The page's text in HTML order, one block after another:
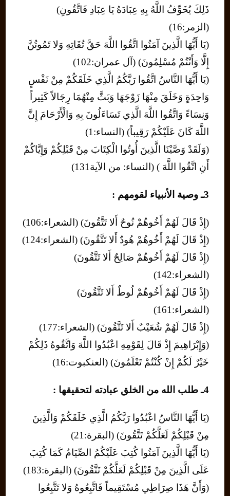
ذَلِكَ يُخَوِّفُ اللَّهُ بِهِ عِبَادَهُ يَا عِبَادِ فَاتَّقُونِ)
(الزمر:16)
(يَا أَيُّهَا الَّذِينَ آمَنُوا اتَّقُوا اللَّهَ حَقَّ تُقَاتِهِ وَلا تَمُوتُنَّ
إِلَّا وَأَنْتُمْ مُسْلِمُونَ) (آل عمران:102)
(يَا أَيُّهَا النَّاسُ اتَّقُوا رَبَّكُمُ الَّذِي خَلَقَكُمْ مِنْ نَفْسٍ
وَاحِدَةٍ وَخَلَقَ مِنْهَا زَوْجَهَا وَبَثَّ مِنْهُمَا رِجَالاً كَثِيراً
وَنِسَاءً وَاتَّقُوا اللَّهَ الَّذِي تَسَاءَلُونَ بِهِ وَالْأَرْحَامَ إِنَّ
اللَّهَ كَانَ عَلَيْكُمْ رَقِيباً) (النساء:1)
(وَلَقَدْ وَصَّيْنَا الَّذِينَ أُوتُوا الْكِتَابَ مِنْ قَبْلِكُمْ وَإِيَّاكُمْ
أَنِ اتَّقُوا اللَّهَ ) (النساء: من الآية131)
3ـ وصية الأنبياء لقومهم :
(إِذْ قَالَ لَهُمْ أَخُوهُمْ نُوحٌ أَلا تَتَّقُونَ) (الشعراء:106)
(إِذْ قَالَ لَهُمْ أَخُوهُمْ هُودٌ أَلا تَتَّقُونَ) (الشعراء:124)
(إِذْ قَالَ لَهُمْ أَخُوهُمْ صَالِحٌ أَلا تَتَّقُونَ)
(الشعراء:142)
(إِذْ قَالَ لَهُمْ أَخُوهُمْ لُوطٌ أَلا تَتَّقُونَ)
(الشعراء:161)
(إِذْ قَالَ لَهُمْ شُعَيْبٌ أَلا تَتَّقُونَ) (الشعراء:177)
(وَإِبْرَاهِيمَ إِذْ قَالَ لِقَوْمِهِ اعْبُدُوا اللَّهَ وَاتَّقُوهُ ذَلِكُمْ
خَيْرٌ لَكُمْ إِنْ كُنْتُمْ تَعْلَمُونَ) (العنكبوت:16)
4ـ طلب الله من الخلق عبادته لتحقيقها :
(يَا أَيُّهَا النَّاسُ اعْبُدُوا رَبَّكُمُ الَّذِي خَلَقَكُمْ وَالَّذِينَ
مِنْ قَبْلِكُمْ لَعَلَّكُمْ تَتَّقُونَ) (البقرة:21)
(يَا أَيُّهَا الَّذِينَ آمَنُوا كُتِبَ عَلَيْكُمُ الصِّيَامُ كَمَا كُتِبَ
عَلَى الَّذِينَ مِنْ قَبْلِكُمْ لَعَلَّكُمْ تَتَّقُونَ) (البقرة:183)
(وَأَنَّ هَذَا صِرَاطِي مُسْتَقِيماً فَاتَّبِعُوهُ وَلا تَتَّبِعُوا